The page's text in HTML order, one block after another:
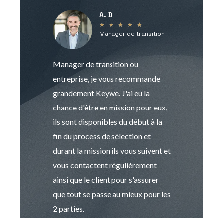
A. D
★ ★ ★ ★ ★
Manager de transition
Manager de transition ou
entreprise, je vous recommande
grandement Keywe. J'ai eu la
chance d'être en mission pour eux,
ils sont disponibles du début à la
fin du process de sélection et
durant la mission ils vous suivent et
vous contactent régulièrement
ainsi que le client pour s'assurer
que tout se passe au mieux pour les
2 parties.